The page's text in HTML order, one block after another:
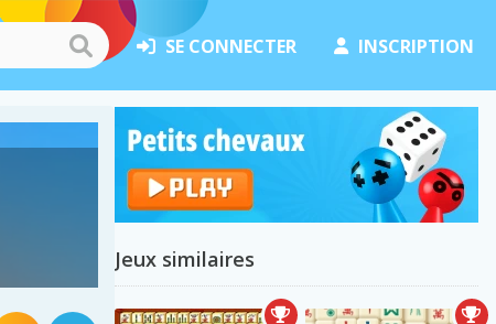
SE CONNECTER INSCRIPTION
Jeux similaires